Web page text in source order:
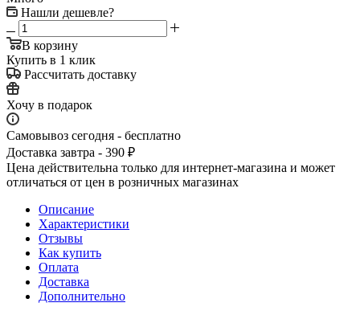
Нашли дешевле?
В корзину
Купить в 1 клик
Рассчитать доставку
Хочу в подарок
Самовывоз сегодня - бесплатно
Доставка завтра - 390 ₽
Цена действительна только для интернет-магазина и может
отличаться от цен в розничных магазинах
Описание
Характеристики
Отзывы
Как купить
Оплата
Доставка
Дополнительно